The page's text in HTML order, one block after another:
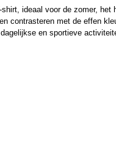
ideaal voor de zomer,
contrasteren met de effen
en sportieve